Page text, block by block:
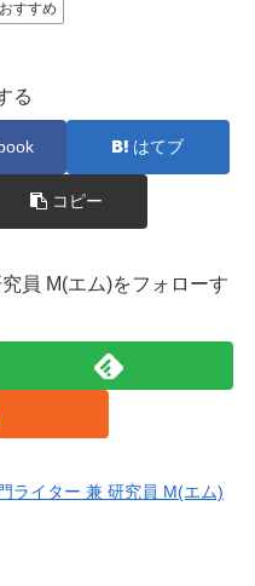
すすめ
る
はてブ
コピー
員 M(エム)をフォローす
ライター 兼 研究員 M(エム)